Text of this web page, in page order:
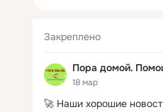
скорее всего она себе
Позвоните если ее
(929) 480-80-10
#потеряшкичита
Закреплено
Пора домой.
18 мар
🚀 Наши хорошие